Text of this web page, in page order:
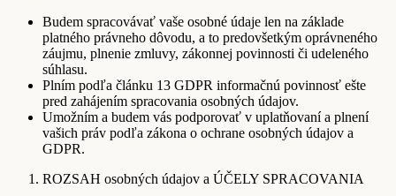
Budem spracovávať vaše osobné údaje len na základe
platného právneho dôvodu, a to predovšetkým oprávneného
záujmu, plnenie zmluvy, zákonnej povinnosti či udeleného
súhlasu.
Plním podľa článku 13 GDPR informačnú povinnosť ešte
pred zahájením spracovania osobných údajov.
Umožním a budem vás podporovať v uplatňovaní a plnení
vašich práv podľa zákona o ochrane osobných údajov a
GDPR.
ROZSAH osobných údajov a ÚČELY SPRACOVANIA